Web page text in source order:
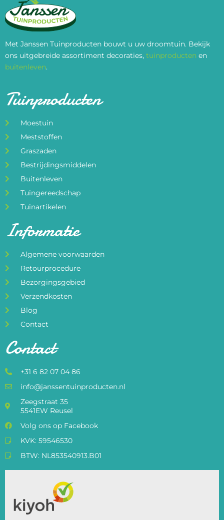
Met Janssen Tuinproducten bouwt u uw droomtuin. Bekijk
ons uitgebreide assortiment decoraties, tuinproducten en
buitenleven.
Tuinproducten
Moestuin
Meststoffen
Graszaden
Bestrijdingsmiddelen
Buitenleven
Tuingereedschap
Tuinartikelen
Informatie
Algemene voorwaarden
Retourprocedure
Bezorgingsgebied
Verzendkosten
Blog
Contact
Contact
+31 6 82 07 04 86
info@janssentuinproducten.nl
Zeegstraat 35
5541EW Reusel
Volg ons op Facebook
KVK: 59546530
BTW: NL853540913.B01